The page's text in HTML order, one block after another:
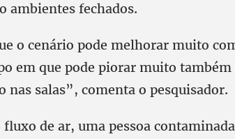
ambientes fechados.
o cenário pode melhorar muito
em que pode piorar muito
nas salas”, comenta o pesquisador.
fluxo de ar, uma pessoa